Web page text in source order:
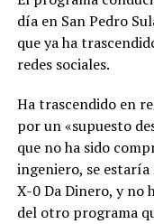
día en San Pedro
que ya ha
redes sociales.
Ha trascendido en
por un «supuesto
que no ha sido
ingeniero, se
X-0 Da Dinero, y no
del otro programa